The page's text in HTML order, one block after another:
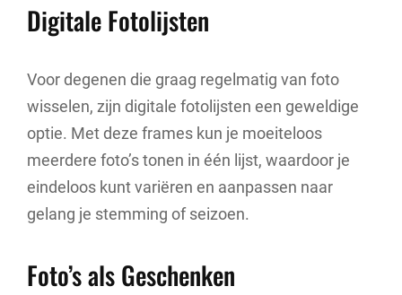
Digitale Fotolijsten
Voor degenen die graag regelmatig van foto
wisselen, zijn digitale fotolijsten een geweldige
optie. Met deze frames kun je moeiteloos
meerdere foto’s tonen in één lijst, waardoor je
eindeloos kunt variëren en aanpassen naar
gelang je stemming of seizoen.
Foto’s als Geschenken